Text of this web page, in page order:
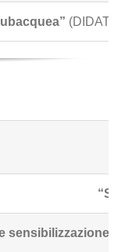
sensibilizzazione